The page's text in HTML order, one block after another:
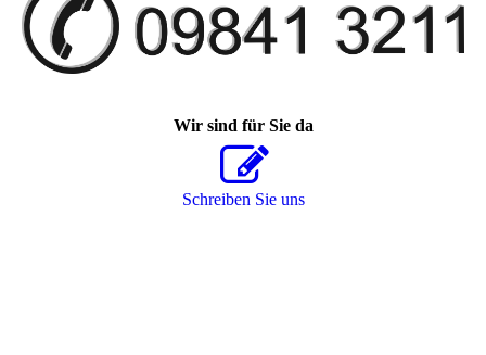
Wir sind für Sie da
Schreiben Sie uns